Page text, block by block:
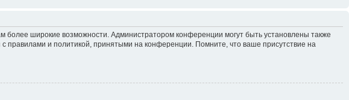
более широкие возможности. Администратором конференции могут быть установлены также
правилами и политикой, принятыми на конференции. Помните, что ваше присутствие на